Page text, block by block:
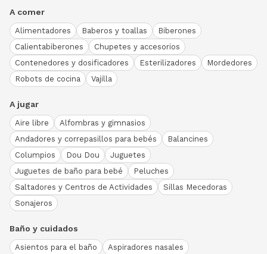
A comer
Alimentadores Baberos y toallas
Biberones
Calientabiberones
Chupetes y accesorios
Contenedores y dosificadores
Esterilizadores
Mordedores
Robots de cocina
Vajilla
A jugar
Aire libre
Alfombras y gimnasios
Andadores y correpasillos para bebés
Balancines
Columpios
Dou Dou
Juguetes
Juguetes de baño para bebé
Peluches
Saltadores y Centros de Actividades
Sillas Mecedoras
Sonajeros
Baño y cuidados
Asientos para el baño
Aspiradores nasales